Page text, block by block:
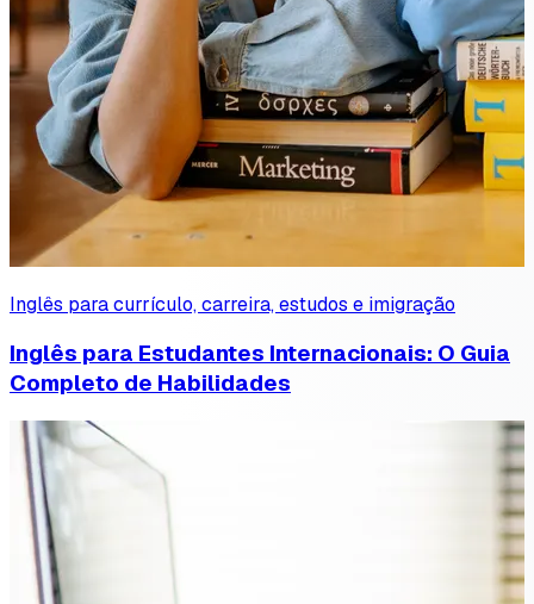
Inglês para currículo, carreira, estudos e imigração
Inglês para Estudantes Internacionais: O Guia
Completo de Habilidades